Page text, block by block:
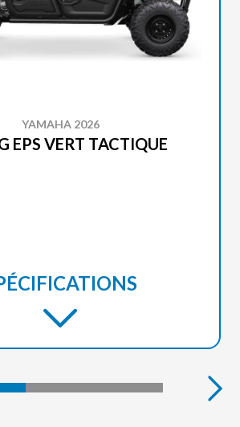
YAMAHA 2026
EPS VERT TACTIQUE